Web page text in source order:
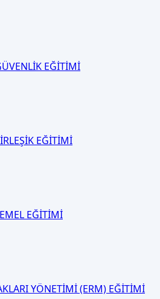
EĞİTİMİ
EĞİTİMİ
EĞİTİMİ
YÖNETİMİ (ERM) EĞİTİMİ